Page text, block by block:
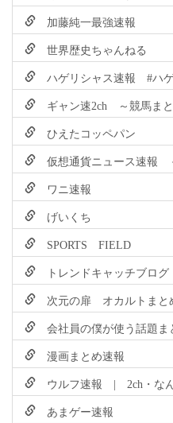
加藤純一最強速報
世界歴史ちゃんねる
ハゲリシャス速報 #ハ
ギャン速2ch ～競馬まと
ひえたコッペパン
仮想通貨ニュース速報
ワニ速報
げいくち
SPORTS FIELD
トレンドキャッチブログ
次元の扉 オカルトまと
会社員の僕が使う話題ま
漫画まとめ速報
ウルフ速報 | 2ch・なん
あまゲー速報